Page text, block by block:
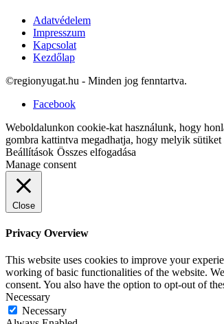
Adatvédelem
Impresszum
Kapcsolat
Kezdőlap
©regionyugat.hu - Minden jog fenntartva.
Facebook
Weboldalunkon cookie-kat használunk, hogy
gombra kattintva megadhatja, hogy melyik sütiket
Beállítások Összes elfogadása
Manage consent
Close
Privacy Overview
This website uses cookies to improve your
working of basic functionalities of the website.
consent. You also have the option to opt-out of
Necessary
Necessary